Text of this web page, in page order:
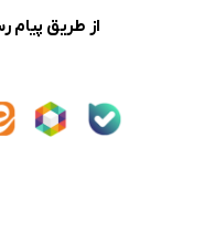
از طریق پیام